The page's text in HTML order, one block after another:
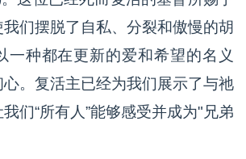
们摆脱了自私、分裂和傲慢的胡
一种都在更新的爱和希望的名义
。复活主已经为我们展示了与祂
们“所有人”能够感受并成为"兄弟